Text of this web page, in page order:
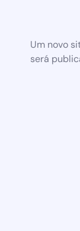
Um novo
será